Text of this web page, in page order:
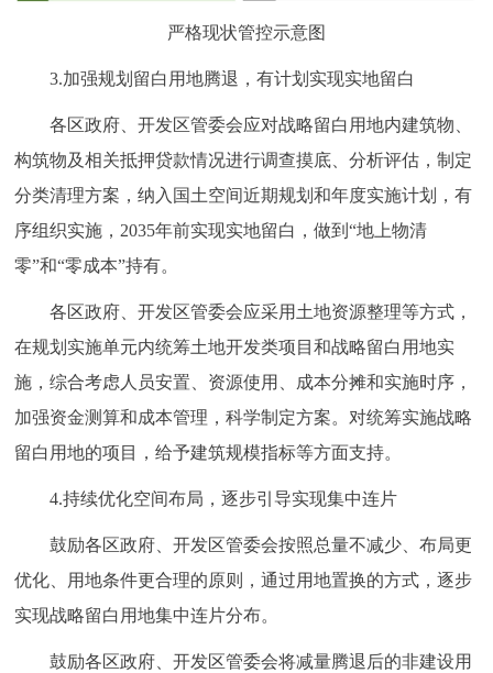
严格现状管控示意图
3.加强规划留白用地腾退，有计划实现实地留白
各区政府、开发区管委会应对战略留白用地内建筑物、
构筑物及相关抵押贷款情况进行调查摸底、分析评估，制定
分类清理方案，纳入国土空间近期规划和年度实施计划，有
序组织实施，2035年前实现实地留白，做到“地上物清
零”和“零成本”持有。
各区政府、开发区管委会应采用土地资源整理等方式，
在规划实施单元内统筹土地开发类项目和战略留白用地实
施，综合考虑人员安置、资源使用、成本分摊和实施时序，
加强资金测算和成本管理，科学制定方案。对统筹实施战略
留白用地的项目，给予建筑规模指标等方面支持。
4.持续优化空间布局，逐步引导实现集中连片
鼓励各区政府、开发区管委会按照总量不减少、布局更
优化、用地条件更合理的原则，通过用地置换的方式，逐步
实现战略留白用地集中连片分布。
鼓励各区政府、开发区管委会将减量腾退后的非建设用